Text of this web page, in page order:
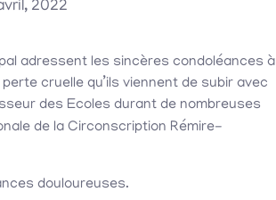
2022
adressent les sincères condoléances à
cruelle qu’ils viennent de subir avec
des Ecoles durant de nombreuses
de la Circonscription Rémire-
douloureuses.